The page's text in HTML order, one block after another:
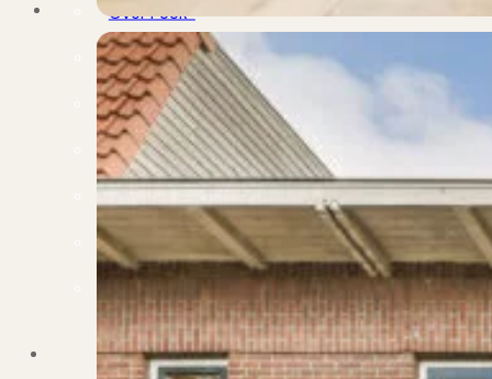
Over PUUR*
Wie zijn wij?
Ons team
Leer ons beter kennen..
Werken bij PUUR*
Kom jij ons team versterken?
Onze vestigingen
De kracht van 6 vestigingen!
Beoordelingen
Dit zeggen klanten over ons
Partners
Maak gebruik van ons netwerk
Verenigingen
PUUR* is aangesloten bij...